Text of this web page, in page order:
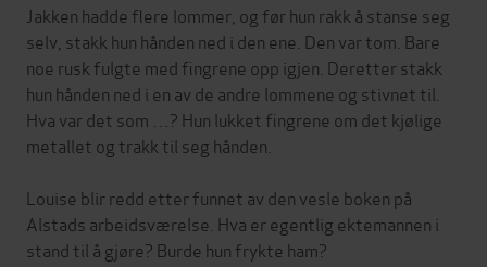
Jakken hadde flere lommer, og før hun rakk å stanse seg
selv, stakk hun hånden ned i den ene. Den var tom. Bare
noe rusk fulgte med fingrene opp igjen. Deretter stakk
hun hånden ned i en av de andre lommene og stivnet til.
Hva var det som …? Hun lukket fingrene om det kjølige
metallet og trakk til seg hånden.
Louise blir redd etter funnet av den vesle boken på
Alstads arbeidsværelse. Hva er egentlig ektemannen i